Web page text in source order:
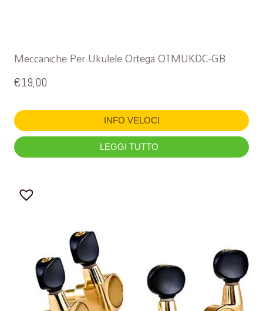
Meccaniche Per Ukulele Ortega OTMUKDC-GB
€19,00
INFO VELOCI
LEGGI TUTTO